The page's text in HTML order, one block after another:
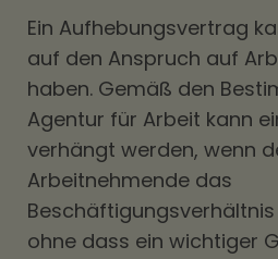
Ein Aufhebungsvertrag
auf den Anspruch auf
haben. Gemäß den
Agentur für Arbeit kann
verhängt werden, wenn
Arbeitnehmende das
ohne dass ein wichtiger